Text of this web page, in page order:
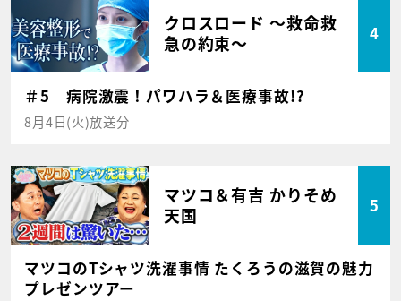
クロスロード ～救命救
急の約束～
4
＃5 病院激震！パワハラ＆医療事故!?
8月4日(火)放送分
マツコ＆有吉 かりそめ
天国
5
マツコのTシャツ洗濯事情 たくろうの滋賀の魅力
プレゼンツアー